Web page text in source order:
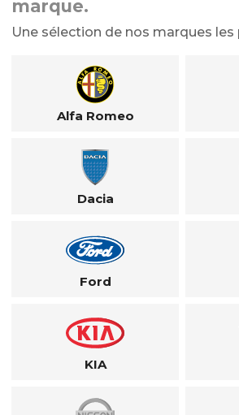
marque.
Une sélection de nos marques les
Alfa Romeo
Dacia
Ford
KIA